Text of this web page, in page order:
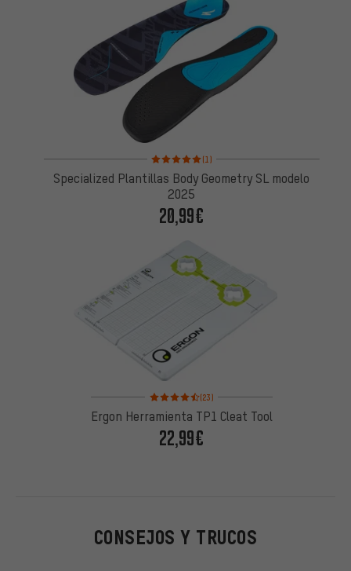
Valoración media: 5 de 5 basada en 1 reseñas
(1)
Specialized Plantillas Body Geometry SL modelo
2025
20,99€
Valoración media: 4,5 de 5 basada en 23 reseñas
(23)
Ergon Herramienta TP1 Cleat Tool
22,99€
CONSEJOS Y TRUCOS